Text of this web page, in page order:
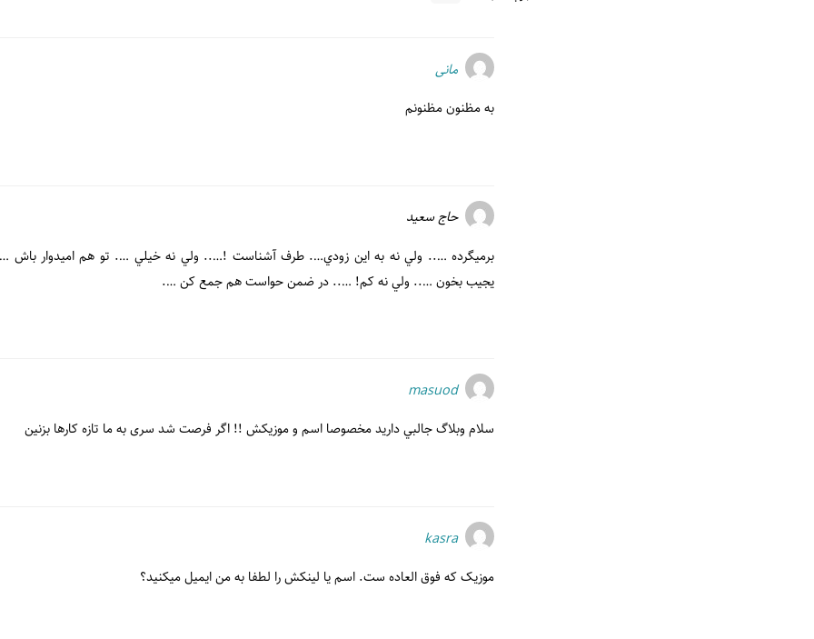
مانی
به مظنون مظنونم
حاج سعيد
برميگرده ….. ولي نه به اين زودي…. طرف آشناست !….. ولي نه خيلي …. تو هم اميدوار باش
يجيب بخون ….. ولي نه كم! ….. در ضمن حواست هم جمع كن ….
masuod
سلام وبلاگ جالبي داريد مخصوصا اسم و موزیکش !! اگر فرصت شد سری به ما تازه کارها بزنین
kasra
موزیک که فوق العاده ست. اسم یا لینکش را لطفا به من ایمیل میکنید؟